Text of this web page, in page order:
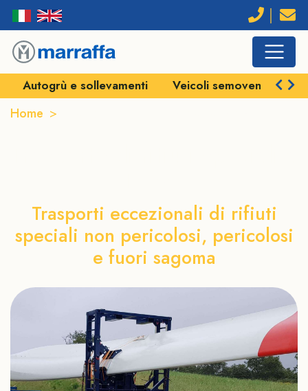
Autogrù e sollevamenti Veicoli semoventi e
Home
Trasporti eccezionali di rifiuti
speciali non pericolosi, pericolosi
e fuori sagoma